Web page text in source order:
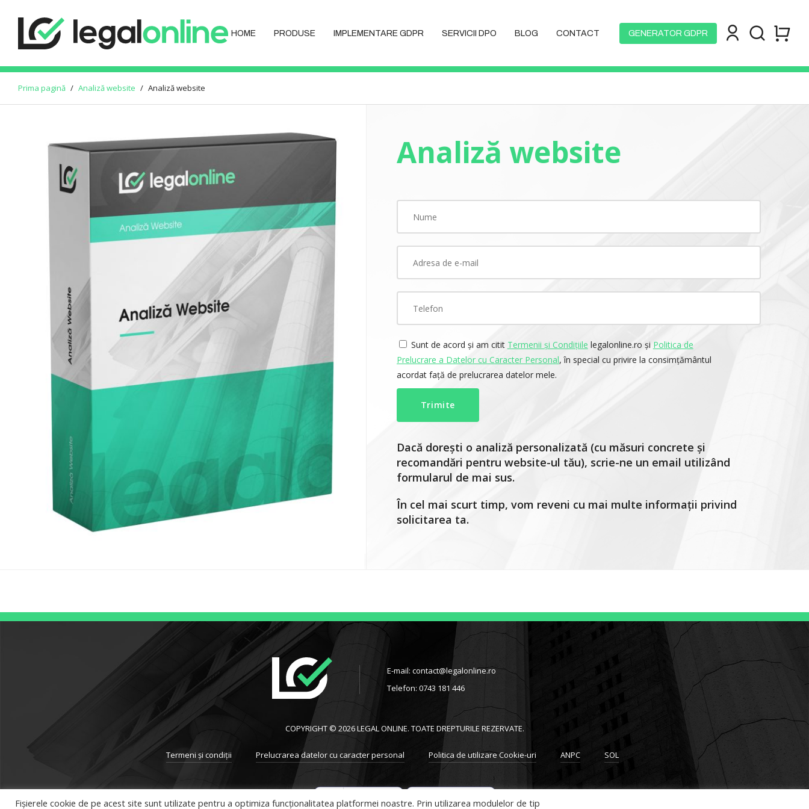
HOME PRODUSE IMPLEMENTARE GDPR SERVICII DPO BLOG CONTACT GENERATOR GDPR
Prima pagină / Analiză website / Analiză website
Analiză website
Sunt de acord și am citit Termenii și Condițiile legalonline.ro și Politica de
Prelucrare a Datelor cu Caracter Personal, în special cu privire la consimțământul
acordat față de prelucrarea datelor mele.
Dacă dorești o analiză personalizată (cu măsuri concrete și
recomandări pentru website-ul tău), scrie-ne un email utilizând
formularul de mai sus.
În cel mai scurt timp, vom reveni cu mai multe informații privind
solicitarea ta.
E-mail: contact@legalonline.ro
Telefon: 0743 181 446
COPYRIGHT © 2026 LEGAL ONLINE. TOATE DREPTURILE REZERVATE.
Termeni și condiții Prelucrarea datelor cu caracter personal Politica de utilizare Cookie-uri ANPC SOL
Fișierele cookie de pe acest site sunt utilizate pentru a optimiza funcţionalitatea platformei noastre. Prin utilizarea modulelor de tip